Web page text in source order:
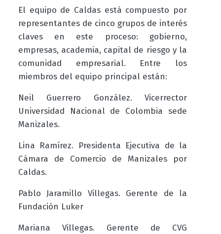
El equipo de Caldas está compuesto por
representantes de cinco grupos de interés
claves en este proceso: gobierno,
empresas, academia, capital de riesgo y la
comunidad empresarial. Entre los
miembros del equipo principal están:
Neil Guerrero González. Vicerrector
Universidad Nacional de Colombia sede
Manizales.
Lina Ramírez. Presidenta Ejecutiva de la
Cámara de Comercio de Manizales por
Caldas.
Pablo Jaramillo Villegas. Gerente de la
Fundación Luker
Mariana Villegas. Gerente de CVG